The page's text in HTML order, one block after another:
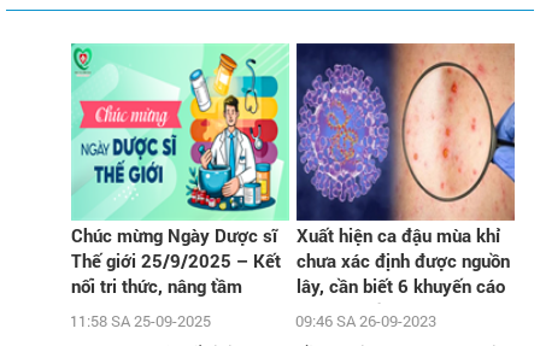
Chúc mừng Ngày Dược sĩ
Thế giới 25/9/2025 – Kết
nối tri thức, nâng tầm
chăm sóc sức khỏe cộng
11:58 SA 25-09-2025
Xuất hiện ca đậu mùa khỉ
chưa xác định được nguồn
lây, cần biết 6 khuyến cáo
phòng chống dịch của Bộ Y
09:46 SA 26-09-2023